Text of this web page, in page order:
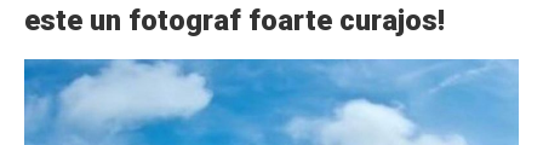
este un fotograf foarte curajos!